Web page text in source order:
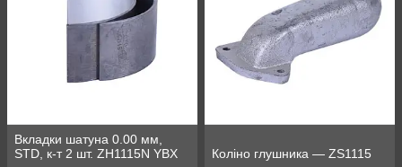
Вкладки шатуна 0.00 мм,
STD, к-т 2 шт. ZH1115N YBX
Коліно глушника — ZS1115